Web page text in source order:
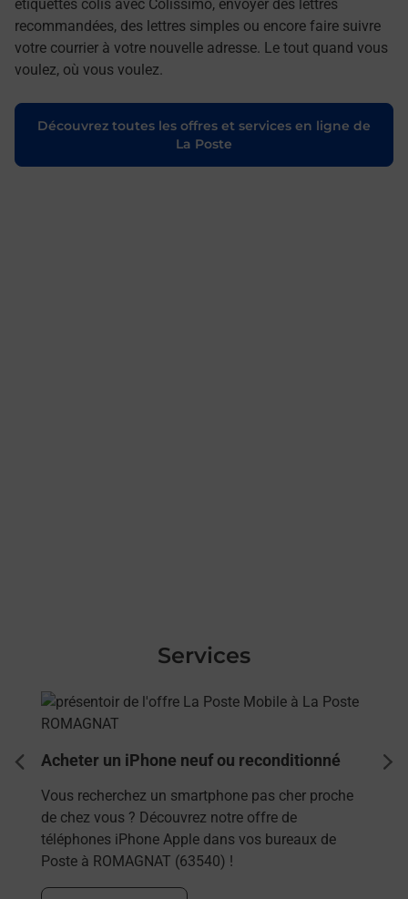
étiquettes colis avec Colissimo, envoyer des lettres
recommandées, des lettres simples ou encore faire suivre
votre courrier à votre nouvelle adresse. Le tout quand vous
voulez, où vous voulez.
Découvrez toutes les offres et services en ligne de
La Poste
Services
En savoir plus
Acheter un iPhone neuf ou reconditionné
Vous recherchez un smartphone pas cher proche
de chez vous ? Découvrez notre offre de
téléphones iPhone Apple dans vos bureaux de
Poste à ROMAGNAT (63540) !